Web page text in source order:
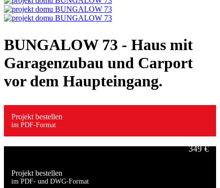
BUNGALOW 73 - Haus mit
Garagenzubau und Carport
vor dem Haupteingang.
Projekt bestellen
im PDF-Format
349 €
Projekt bestellen
im PDF- und DWG-Format